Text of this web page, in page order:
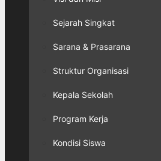
Sejarah Singkat
Sarana & Prasarana
Struktur Organisasi
Kepala Sekolah
Program Kerja
Kondisi Siswa